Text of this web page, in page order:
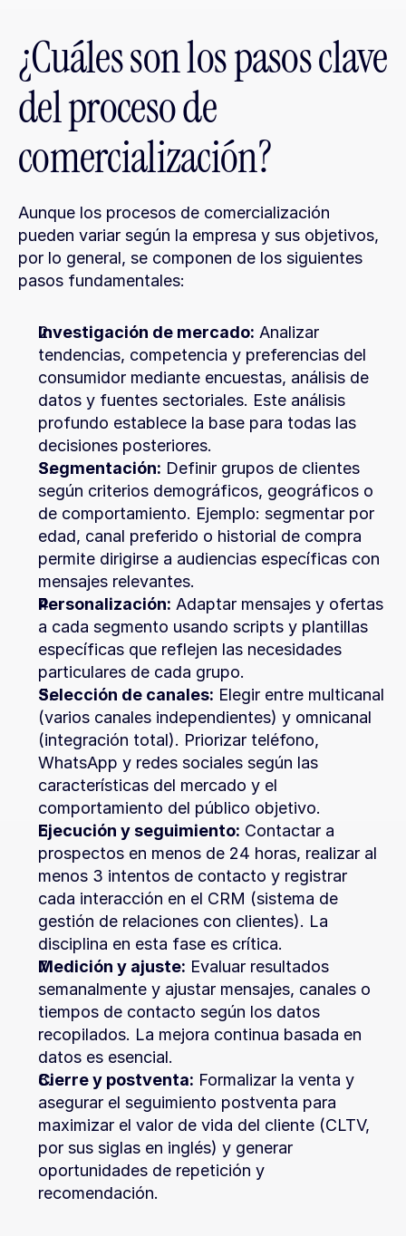
¿Cuáles son los pasos clave
del proceso de
comercialización?
Aunque los procesos de comercialización
pueden variar según la empresa y sus objetivos,
por lo general, se componen de los siguientes
pasos fundamentales:
Investigación de mercado: Analizar
tendencias, competencia y preferencias del
consumidor mediante encuestas, análisis de
datos y fuentes sectoriales. Este análisis
profundo establece la base para todas las
decisiones posteriores.
Segmentación: Definir grupos de clientes
según criterios demográficos, geográficos o
de comportamiento. Ejemplo: segmentar por
edad, canal preferido o historial de compra
permite dirigirse a audiencias específicas con
mensajes relevantes.
Personalización: Adaptar mensajes y ofertas
a cada segmento usando scripts y plantillas
específicas que reflejen las necesidades
particulares de cada grupo.
Selección de canales: Elegir entre multicanal
(varios canales independientes) y omnicanal
(integración total). Priorizar teléfono,
WhatsApp y redes sociales según las
características del mercado y el
comportamiento del público objetivo.
Ejecución y seguimiento: Contactar a
prospectos en menos de 24 horas, realizar al
menos 3 intentos de contacto y registrar
cada interacción en el CRM (sistema de
gestión de relaciones con clientes). La
disciplina en esta fase es crítica.
Medición y ajuste: Evaluar resultados
semanalmente y ajustar mensajes, canales o
tiempos de contacto según los datos
recopilados. La mejora continua basada en
datos es esencial.
Cierre y postventa: Formalizar la venta y
asegurar el seguimiento postventa para
maximizar el valor de vida del cliente (CLTV,
por sus siglas en inglés) y generar
oportunidades de repetición y
recomendación.